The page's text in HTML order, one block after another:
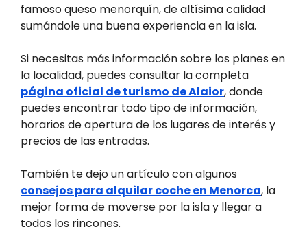
famoso queso menorquín, de altísima calidad
sumándole una buena experiencia en la isla.
Si necesitas más información sobre los planes en
la localidad, puedes consultar la completa
página oficial de turismo de Alaior, donde
puedes encontrar todo tipo de información,
horarios de apertura de los lugares de interés y
precios de las entradas.
También te dejo un artículo con algunos
consejos para alquilar coche en Menorca, la
mejor forma de moverse por la isla y llegar a
todos los rincones.